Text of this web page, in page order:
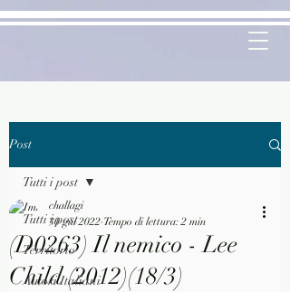
Post
Tutti i post
Territorio
Autori Italiani
Tutti i post
(D0263) Il nemico - Lee
Child (2012)(18/3)
challagi
30 giu 2022 Tempo di lettura: 2 min